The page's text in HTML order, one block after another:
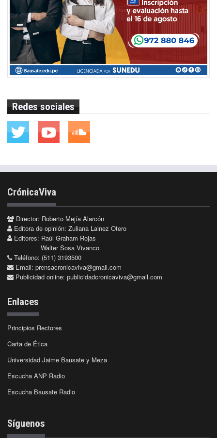
Redes sociales
CrónicaViva
Director: Roberto Mejía Alarcón
Editora de opinión: Zuliana Lainez Otero
Editores: Raúl Graham Rojas
Walter Sosa Vivanco
Teléfono: (511) 3193500
Email: prensacronicaviva@gmail.com
Publicidad online: publicidadcronicaviva@gmail.com
Enlaces
Principios Rectores
Carta de Ética
Universidad Jaime Bausate y Meza
Escucha ANP Radio
Escucha Bausate Radio
Síguenos